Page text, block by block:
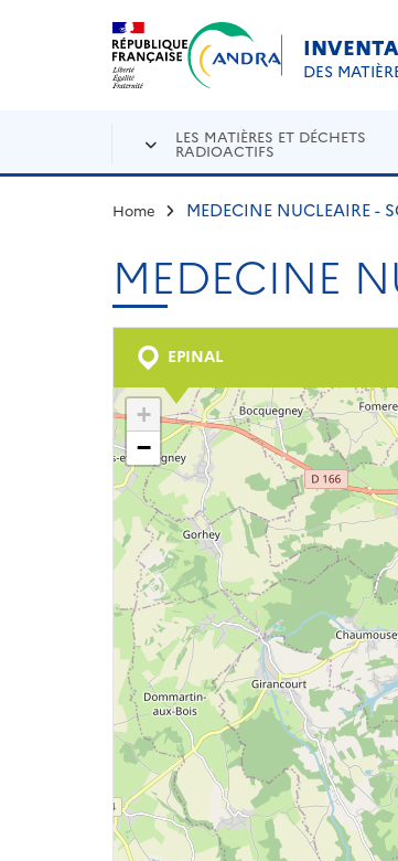
Aller au contenu principal
DES
LES MATIÈRES ET DÉCHETS
RADIOACTIFS
Home MEDECINE NUCLEAIRE -
MEDECINE
EPINAL
+
−